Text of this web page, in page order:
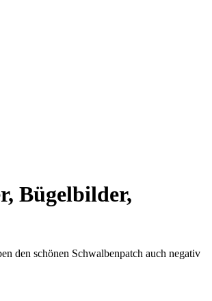
Bügelbilder,
den schönen Schwalbenpatch auch negativ